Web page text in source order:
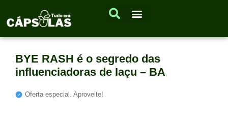
BYE RASH é o segredo das
influenciadoras de Iaçu – BA
Oferta especial. Aproveite!